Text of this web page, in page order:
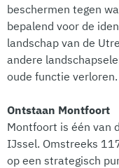
beschermen tegen
bepalend voor de
landschap van de
andere
oude functie verloren.
Ontstaan Montfoort
Montfoort is één van
IJssel. Omstreeks
op een strategisch